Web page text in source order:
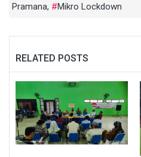
Pramana, Mikro Lockdown
RELATED POSTS